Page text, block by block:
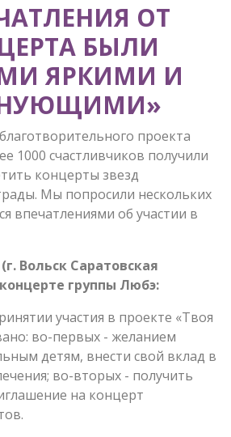
ОТ
БЫЛИ
ЯРКИМИ И
проекта
1000 счастливчиков получили
концерты звезд
Мы попросили нескольких
впечатлениями об участии в
г. Вольск Саратовская
группы Любэ:
участия в проекте «Твоя
во-первых - желанием
детям, внести свой вклад в
во-вторых - получить
на концерт